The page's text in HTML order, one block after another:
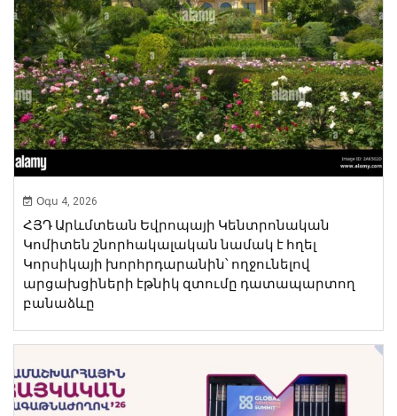
Օգս 4, 2026
ՀՅԴ Արևմտեան Եվրոպայի Կենտրոնական
Կոմիտեն շնորհակալական նամակ է հղել
Կորսիկայի խորհրդարանին՝ ողջունելով
արցախցիների էթնիկ զտումը դատապարտող
բանաձևը